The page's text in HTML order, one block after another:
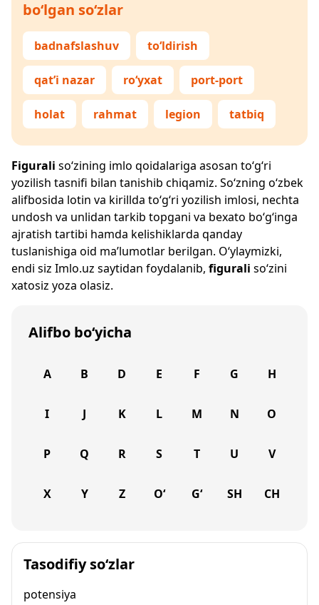
bo‘lgan so‘zlar
badnafslashuv to‘ldirish
qat’i nazar ro‘yxat port-port
holat rahmat legion tatbiq
Figurali so‘zining imlo qoidalariga asosan to‘g‘ri
yozilish tasnifi bilan tanishib chiqamiz. So‘zning o‘zbek
alifbosida lotin va kirillda to‘g‘ri yozilish imlosi, nechta
undosh va unlidan tarkib topgani va bexato bo‘g‘inga
ajratish tartibi hamda kelishiklarda qanday
tuslanishiga oid ma’lumotlar berilgan. O‘ylaymizki,
endi siz Imlo.uz saytidan foydalanib, figurali so‘zini
xatosiz yoza olasiz.
Alifbo bo‘yicha
A B D E F G H
I J K L M N O
P Q R S T U V
X Y Z O‘ G‘ SH CH
Tasodifiy so‘zlar
potensiya